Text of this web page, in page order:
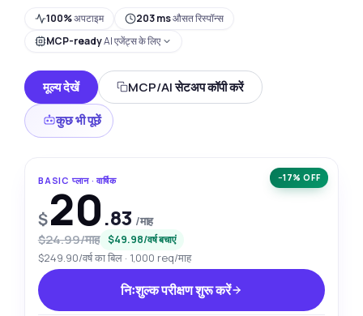
100%अपटाइम 203 msऔसत रिस्पॉन्स
MCP-readyAI एजेंट्स के लिए
मूल्य देखें
MCP/AI सेटअप कॉपी करें
कुछ भी पूछें
−17% OFF
BASIC प्लान · वार्षिक
$20.83 /माह
$24.99/माह $49.98/वर्ष बचाएं
$249.90/वर्ष का बिल · 1,000 req/माह
निःशुल्क परीक्षण शुरू करें